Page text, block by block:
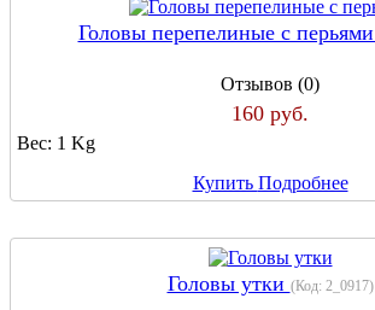
Головы перепелиные с перьями
Отзывов (0)
160 руб.
Вес: 1 Kg
Купить Подробнее
Головы утки (Код: 2_0917)